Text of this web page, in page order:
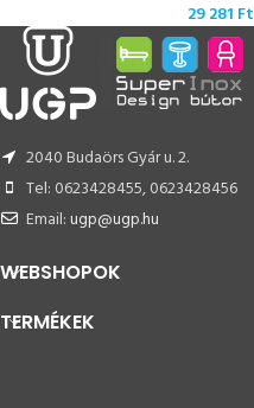
29 281 Ft
2040 Budaörs Gyár u. 2.
Tel: 0623428455, 0623428456
Email:ugp@ugp.hu
WEBSHOPOK
TERMÉKEK